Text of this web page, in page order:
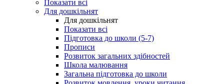
Показати всі
Для дошкільнят
Для дошкільнят
Показати всі
Підготовка до школи (5-7)
Прописи
Розвиток загальних здібностей
Школа малювання
Загальна підготовка до школи